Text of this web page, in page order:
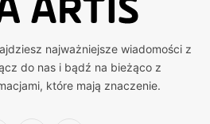
najważniejsze wiadomości z
do nas i bądź na bieżąco z
które mają znaczenie.